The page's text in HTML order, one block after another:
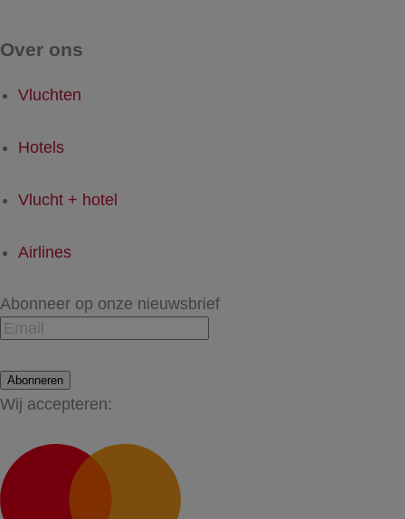
Over ons
Vluchten
Hotels
Vlucht + hotel
Airlines
Abonneer op onze nieuwsbrief
Abonneren
Wij accepteren: